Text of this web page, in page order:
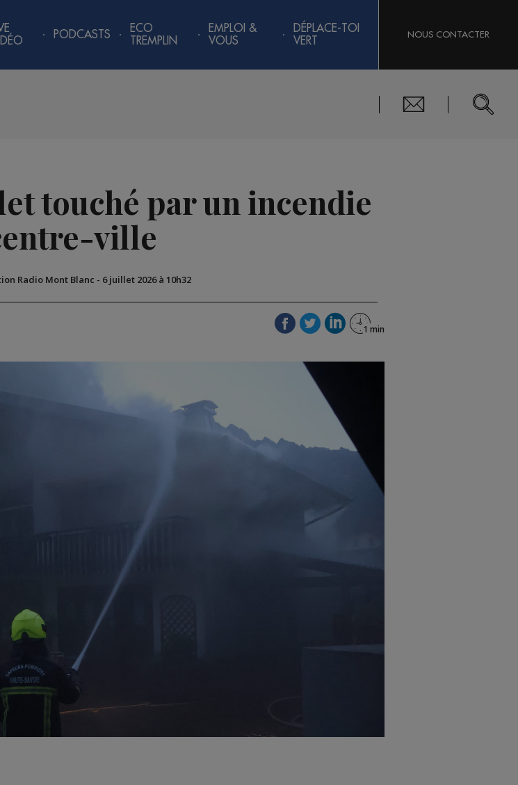
PODCASTS
ECO
TREMPLIN
EMPLOI &
VOUS
DÉPLACE-TOI
VERT
NOUS CONTACTER
touché par un incendie
ville
Radio Mont Blanc - 6 juillet 2026 à 10h32